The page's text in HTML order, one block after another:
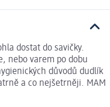
dostat do savičky.
nebo varem po dobu
důvodů dudlík
a co nejšetrněji. MAM